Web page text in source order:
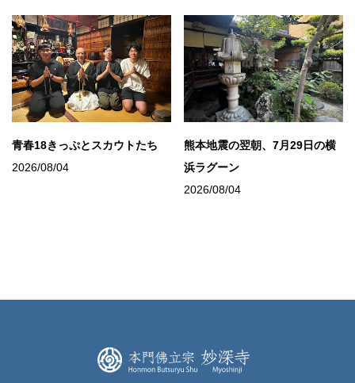
青春18きっぷとスカウトたち
2026/08/04
熊本地震の翌朝、7月29日の横
浜ラグーン
2026/08/04